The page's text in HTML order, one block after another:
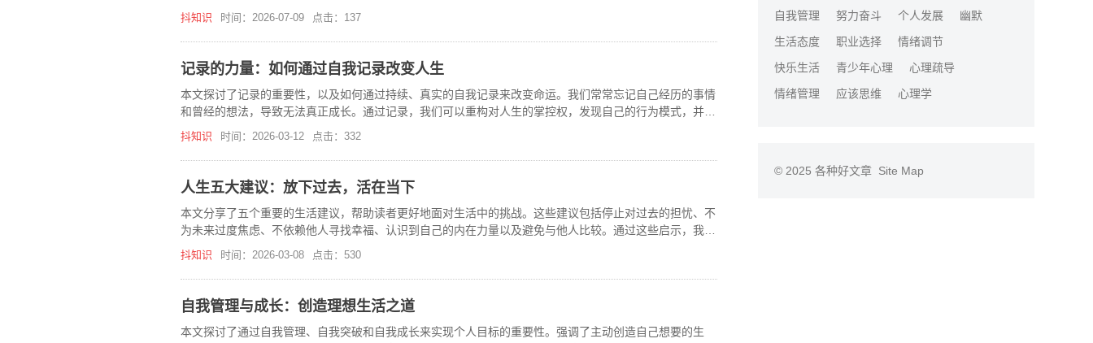
抖知识 时间：2026-07-09 点击：137
记录的力量：如何通过自我记录改变人生
本文探讨了记录的重要性，以及如何通过持续、真实的自我记录来改变命运。我们常常忘记自己经历的事情
和曾经的想法，导致无法真正成长。通过记录，我们可以重构对人生的掌控权，发现自己的行为模式，并进
行深度思考。记录不仅帮助我们看清自己，还能让我们更好
抖知识 时间：2026-03-12 点击：332
人生五大建议：放下过去，活在当下
本文分享了五个重要的生活建议，帮助读者更好地面对生活中的挑战。这些建议包括停止对过去的担忧、不
为未来过度焦虑、不依赖他人寻找幸福、认识到自己的内在力量以及避免与他人比较。通过这些启示，我们
可以更好地理解自己，拥抱更积极的生活态度。
抖知识 时间：2026-03-08 点击：530
自我管理与成长：创造理想生活之道
本文探讨了通过自我管理、自我突破和自我成长来实现个人目标的重要性。强调了主动创造自己想要的生
自我管理
努力奋斗 个人发展
幽默
生活态度
职业选择
情绪调节
快乐生活
青少年心理
心理疏导
情绪管理
应该思维 心理学
© 2025 各种好文章 Site Map